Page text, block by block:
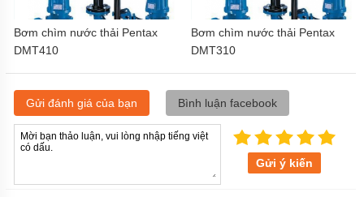
CHÌM
HÚT
NƯỚC
THẢI
FORAS
MÁY
BƠM
CHÌM
HÚT
NƯỚC
Bơm chìm nước thải Pentax
DMT410
Bơm chìm nước thải Pentax
DMT310
Gửi đánh giá của bạn Bình luận facebook
Gửi ý kiến